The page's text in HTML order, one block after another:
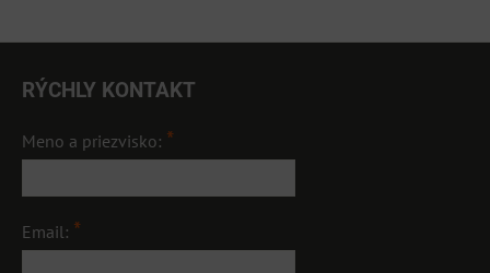
RÝCHLY KONTAKT
Meno a priezvisko: *
Email: *